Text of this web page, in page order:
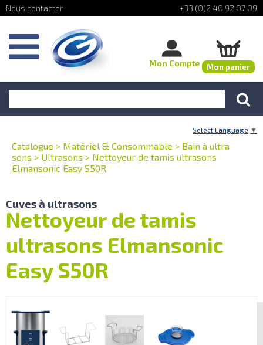
+33 (0)2 40 92 07 09
Mon Compte Mon panier
Select Language ▼
Catalogue > Matériel & Consommable > Bain à ultra
sons > Ultrasons > Nettoyeur de tamis ultrasons
Elmansonic Easy S50R
Cuves à ultrasons
Nettoyeur de tamis
ultrasons Elmansonic
Easy S50R